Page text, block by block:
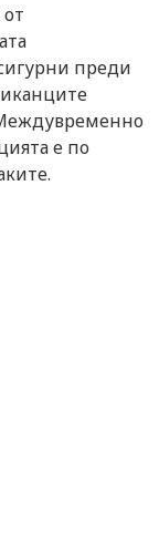
преди
Междувременно
е по